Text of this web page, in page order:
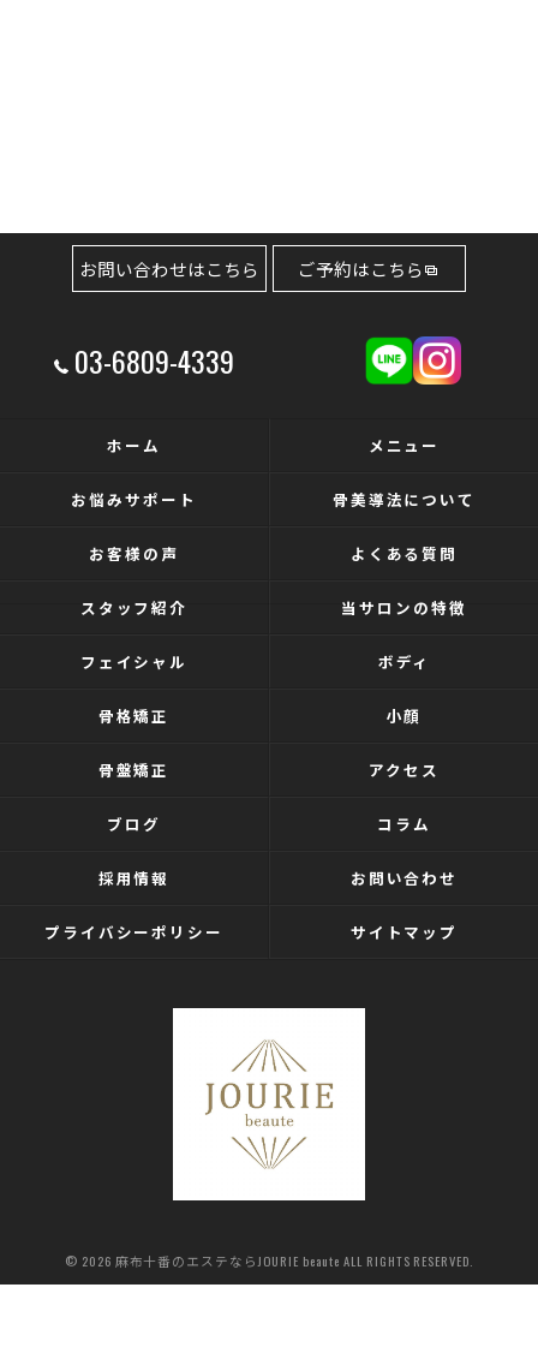
03-6809-4339
お問い合わせはこちら ご予約はこちら
ホーム メニュー
お悩みサポート 骨美導法について
お客様の声 よくある質問
スタッフ紹介 当サロンの特徴
フェイシャル ボディ
骨格矯正 小顔
骨盤矯正 アクセス
ブログ コラム
採用情報 お問い合わせ
プライバシーポリシー サイトマップ
© 2026 麻布十番のエステならJOURIE beaute ALL RIGHTS RESERVED.